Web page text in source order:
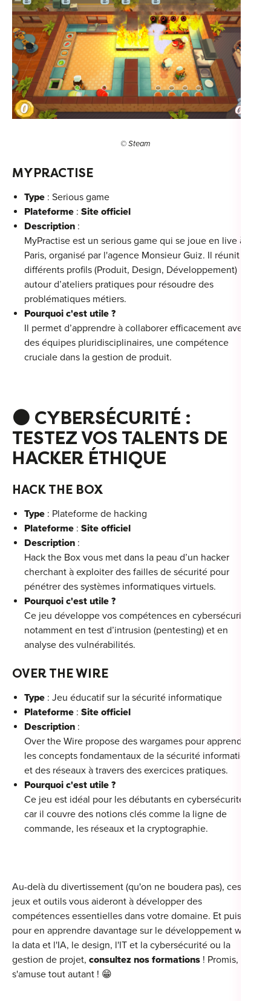
© Steam
MYPRACTISE
Type : Serious game
Plateforme : Site officiel
Description :
MyPractise est un serious game qui se joue en live à
Paris, organisé par l'agence Monsieur Guiz. Il réunit
différents profils (Produit, Design, Développement)
autour d’ateliers pratiques pour résoudre des
problématiques métiers.
Pourquoi c'est utile ?
Il permet d’apprendre à collaborer efficacement avec
des équipes pluridisciplinaires, une compétence
cruciale dans la gestion de produit.
⚫ CYBERSÉCURITÉ :
TESTEZ VOS TALENTS DE
HACKER ÉTHIQUE
HACK THE BOX
Type : Plateforme de hacking
Plateforme : Site officiel
Description :
Hack the Box vous met dans la peau d’un hacker
cherchant à exploiter des failles de sécurité pour
pénétrer des systèmes informatiques virtuels.
Pourquoi c'est utile ?
Ce jeu développe vos compétences en cybersécurité,
notamment en test d’intrusion (pentesting) et en
analyse des vulnérabilités.
OVER THE WIRE
Type : Jeu éducatif sur la sécurité informatique
Plateforme : Site officiel
Description :
Over the Wire propose des wargames pour apprendre
les concepts fondamentaux de la sécurité informatique
et des réseaux à travers des exercices pratiques.
Pourquoi c'est utile ?
Ce jeu est idéal pour les débutants en cybersécurité,
car il couvre des notions clés comme la ligne de
commande, les réseaux et la cryptographie.
Au-delà du divertissement (qu'on ne boudera pas), ces
jeux et outils vous aideront à développer des
compétences essentielles dans votre domaine. Et puis,
pour en apprendre davantage sur le développement web
la data et l'IA, le design, l'IT et la cybersécurité ou la
gestion de projet, consultez nos formations ! Promis, on
s'amuse tout autant ! 😁